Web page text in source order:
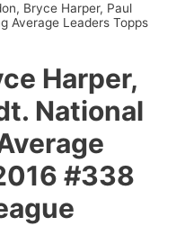
Bryce Harper, Paul
Average Leaders Topps
Harper,
National
#338